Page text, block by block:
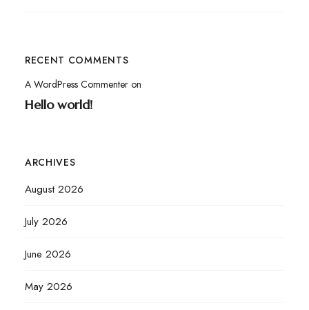
RECENT COMMENTS
A WordPress Commenteron
Hello world!
ARCHIVES
August 2026
July 2026
June 2026
May 2026